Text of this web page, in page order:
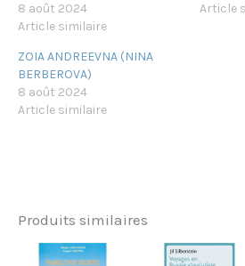
8 août 2024
Article similaire
Article
ZOIA ANDREEVNA (NINA
BERBEROVA)
8 août 2024
Article similaire
Produits similaires